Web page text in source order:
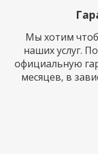
Мы хотим
наших услуг.
официальную
месяцев, в